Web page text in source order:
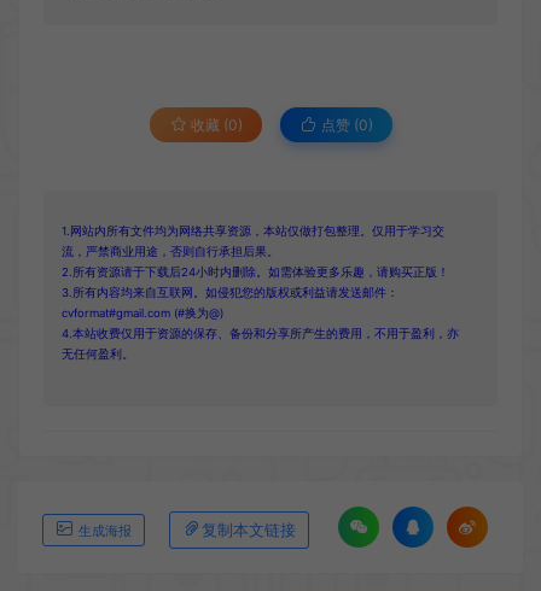
收藏 (0) 点赞 (0)
1.网站内所有文件均为网络共享资源，本站仅做打包整理。仅用于学习交
流，严禁商业用途，否则自行承担后果。
2.所有资源请于下载后24小时内删除。如需体验更多乐趣，请购买正版！
3.所有内容均来自互联网。如侵犯您的版权或利益请发送邮件：
cvformat#gmail.com (#换为@)
4.本站收费仅用于资源的保存、备份和分享所产生的费用，不用于盈利，亦
无任何盈利。
生成海报 复制本文链接